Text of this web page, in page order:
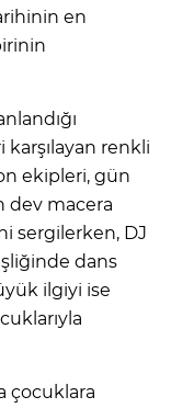
en
renkli
ekipleri, gün
dev macera
sergilerken, DJ
dans
ilgiyi ise
çocuklara